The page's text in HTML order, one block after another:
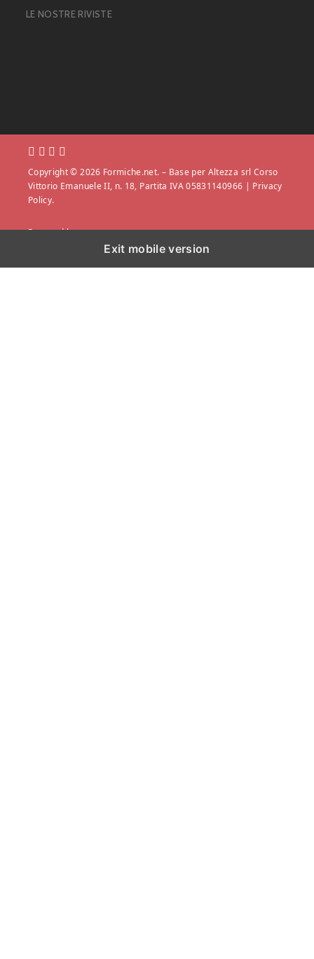
LE NOSTRE RIVISTE
Copyright © 2026 Formiche.net. – Base per Altezza srl Corso
Vittorio Emanuele II, n. 18, Partita IVA 05831140966 | Privacy
Policy.
Powered by
Exit mobile version